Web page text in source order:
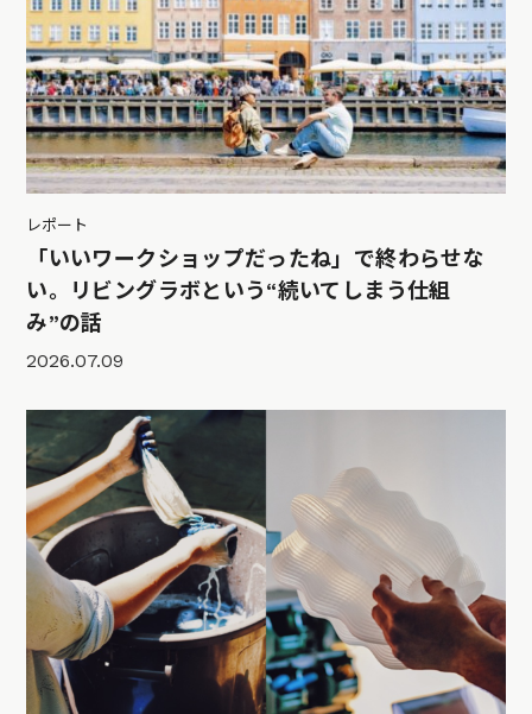
レポート
「いいワークショップだったね」で終わらせな
い。リビングラボという“続いてしまう仕組
み”の話
2026.07.09